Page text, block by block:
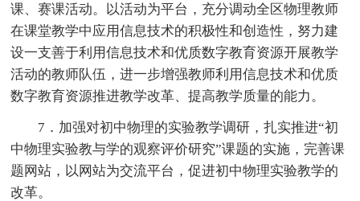
课、赛课活动。以活动为平台，充分调动全区物理教师
在课堂教学中应用信息技术的积极性和创造性，努力建
设一支善于利用信息技术和优质数字教育资源开展教学
活动的教师队伍，进一步增强教师利用信息技术和优质
数字教育资源推进教学改革、提高教学质量的能力。
7．加强对初中物理的实验教学调研，扎实推进“初
中物理实验教与学的观察评价研究”课题的实施，完善课
题网站，以网站为交流平台，促进初中物理实验教学的
改革。